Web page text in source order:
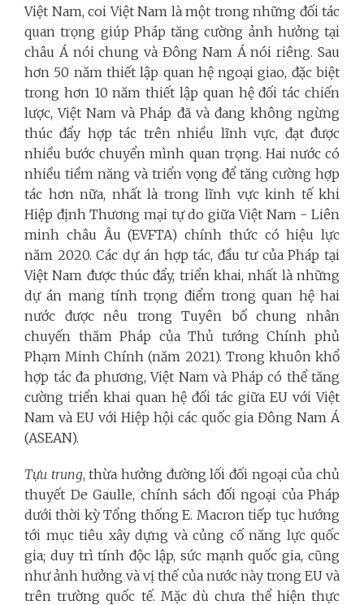
Việt Nam, coi Việt Nam là một trong những đối tác
quan trọng giúp Pháp tăng cường ảnh hưởng tại
châu Á nói chung và Đông Nam Á nói riêng. Sau
hơn 50 năm thiết lập quan hệ ngoại giao, đặc biệt
trong hơn 10 năm thiết lập quan hệ đối tác chiến
lược, Việt Nam và Pháp đã và đang không ngừng
thúc đẩy hợp tác trên nhiều lĩnh vực, đạt được
nhiều bước chuyển mình quan trọng. Hai nước có
nhiều tiềm năng và triển vọng để tăng cường hợp
tác hơn nữa, nhất là trong lĩnh vực kinh tế khi
Hiệp định Thương mại tự do giữa Việt Nam - Liên
minh châu Âu (EVFTA) chính thức có hiệu lực
năm 2020. Các dự án hợp tác, đầu tư của Pháp tại
Việt Nam được thúc đẩy, triển khai, nhất là những
dự án mang tính trọng điểm trong quan hệ hai
nước được nêu trong Tuyên bố chung nhân
chuyến thăm Pháp của Thủ tướng Chính phủ
Phạm Minh Chính (năm 2021). Trong khuôn khổ
hợp tác đa phương, Việt Nam và Pháp có thể tăng
cường triển khai quan hệ đối tác giữa EU với Việt
Nam và EU với Hiệp hội các quốc gia Đông Nam Á
(ASEAN).
Tựu trung, thừa hưởng đường lối đối ngoại của chủ
thuyết De Gaulle, chính sách đối ngoại của Pháp
dưới thời kỳ Tổng thống E. Macron tiếp tục hướng
tới mục tiêu xây dựng và củng cố năng lực quốc
gia; duy trì tính độc lập, sức mạnh quốc gia, cũng
như ảnh hưởng và vị thế của nước này trong EU và
trên trường quốc tế. Mặc dù chưa thể hiện thực